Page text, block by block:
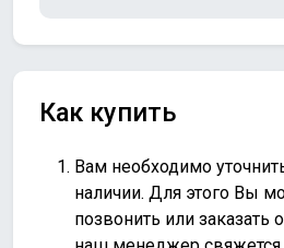
Как купить
Вам необходимо
наличии. Для этого Вы
позвонить или заказать